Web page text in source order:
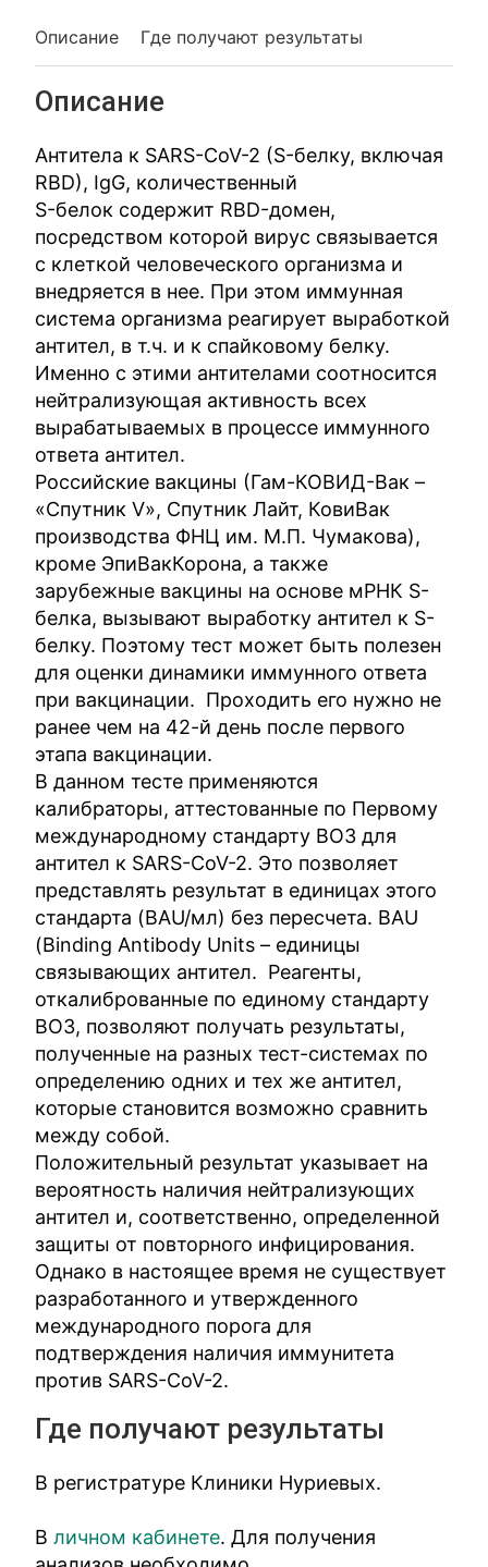
Описание Где получают результаты
Описание
Антитела к SARS-CoV-2 (S-белку, включая
RBD), IgG, количественный
S-белок содержит RBD-домен,
посредством которой вирус связывается
с клеткой человеческого организма и
внедряется в нее. При этом иммунная
система организма реагирует выработкой
антител, в т.ч. и к спайковому белку.
Именно с этими антителами соотносится
нейтрализующая активность всех
вырабатываемых в процессе иммунного
ответа антител.
Российские вакцины (Гам-КОВИД-Вак –
«Спутник V», Спутник Лайт, КовиВак
производства ФНЦ им. М.П. Чумакова),
кроме ЭпиВакКорона, а также
зарубежные вакцины на основе мРНК S-
белка, вызывают выработку антител к S-
белку. Поэтому тест может быть полезен
для оценки динамики иммунного ответа
при вакцинации. Проходить его нужно не
ранее чем на 42-й день после первого
этапа вакцинации.
В данном тесте применяются
калибраторы, аттестованные по Первому
международному стандарту ВОЗ для
антител к SARS-CoV-2. Это позволяет
представлять результат в единицах этого
стандарта (BAU/мл) без пересчета. BAU
(Binding Antibody Units – единицы
связывающих антител. Реагенты,
откалиброванные по единому стандарту
ВОЗ, позволяют получать результаты,
полученные на разных тест-системах по
определению одних и тех же антител,
которые становится возможно сравнить
между собой.
Положительный результат указывает на
вероятность наличия нейтрализующих
антител и, соответственно, определенной
защиты от повторного инфицирования.
Однако в настоящее время не существует
разработанного и утвержденного
международного порога для
подтверждения наличия иммунитета
против SARS-CoV-2.
Где получают результаты
В регистратуре Клиники Нуриевых.
Вличном кабинете. Для получения